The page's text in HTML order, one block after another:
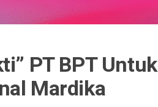
PT BPT Untuk
Mardika